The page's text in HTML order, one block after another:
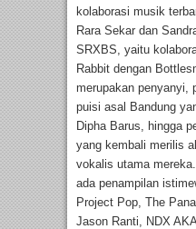
kolaborasi musik
Rara Sekar dan
SRXBS, yaitu
Rabbit dengan
merupakan penyanyi,
puisi asal Bandung
Dipha Barus, hingga
yang kembali merilis
vokalis utama
ada penampilan
Project Pop, The
Jason Ranti, NDX